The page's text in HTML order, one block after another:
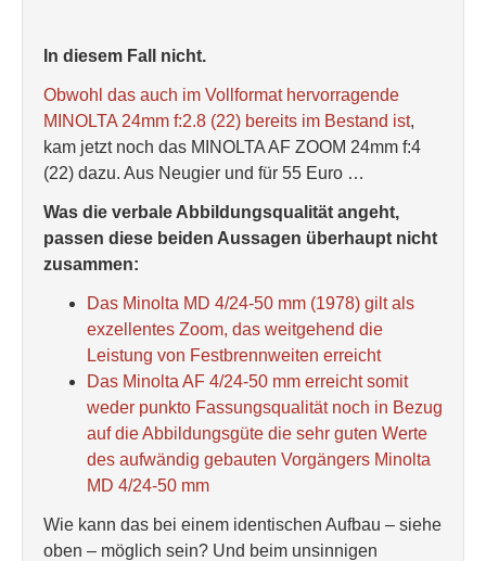
In diesem Fall nicht.
Obwohl das auch im Vollformat hervorragende
MINOLTA 24mm f:2.8 (22) bereits im Bestand ist,
kam jetzt noch das MINOLTA AF ZOOM 24mm f:4
(22) dazu. Aus Neugier und für 55 Euro …
Was die verbale Abbildungsqualität angeht,
passen diese beiden Aussagen überhaupt nicht
zusammen:
Das Minolta MD 4/24-50 mm (1978) gilt als
exzellentes Zoom, das weitgehend die
Leistung von Festbrennweiten erreicht
Das Minolta AF 4/24-50 mm erreicht somit
weder punkto Fassungsqualität noch in Bezug
auf die Abbildungsgüte die sehr guten Werte
des aufwändig gebauten Vorgängers Minolta
MD 4/24-50 mm
Wie kann das bei einem identischen Aufbau – siehe
oben – möglich sein? Und beim unsinnigen